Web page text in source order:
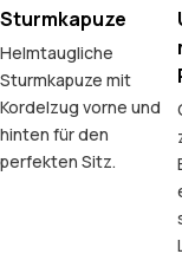
Sturmkapuze
Helmtaugliche
Sturmkapuze mit
Kordelzug vorne und
hinten für den
perfekten Sitz.